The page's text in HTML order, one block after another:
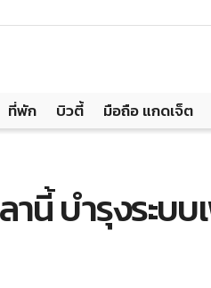
ที่พัก บิวตี้ มือถือ แกดเจ็ต
านี้ บำรุงระบ